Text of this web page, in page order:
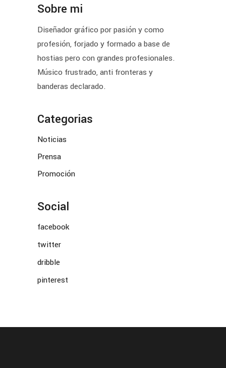
Sobre mi
Diseñador gráfico por pasión y como
profesión, forjado y formado a base de
hostias pero con grandes profesionales.
Músico frustrado, anti fronteras y
banderas declarado.
Categorias
Noticias
Prensa
Promoción
Social
facebook
twitter
dribble
pinterest